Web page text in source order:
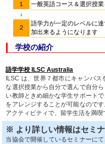
１
一般英語コース＆選択授
↓
２
語学力が一定のレベルに
加出来るようになります
学校の紹介
語学学校 ILSC Australia
ILSC は、世界７都市にキャンパ
な選択授業から自分で選んで自分
い教師ときめ細かな学生サポート
をアレンジすることが可能なので
アクティビティで、留学生活を満喫
※ より詳しい情報はセミ
当協会で開催しているセミナーに